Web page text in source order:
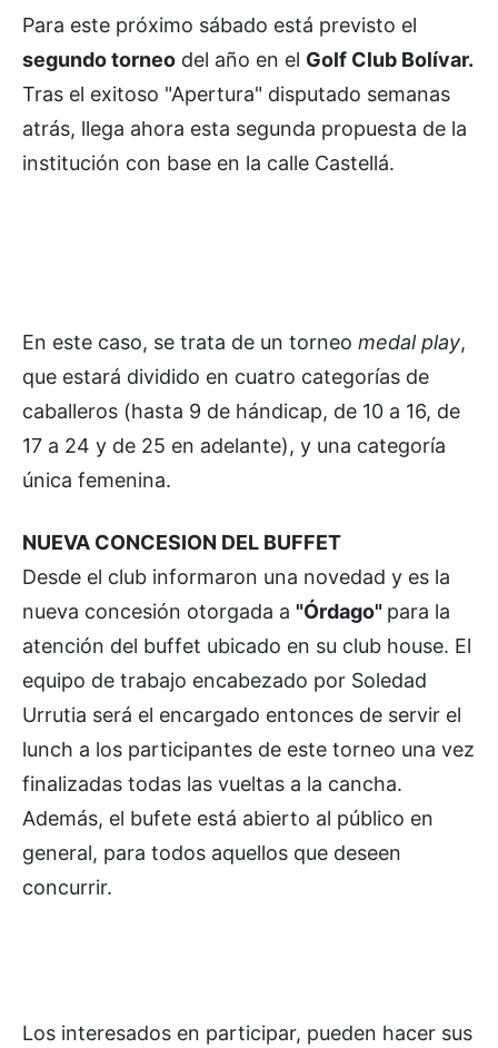
Para este próximo sábado está previsto el
segundo torneo del año en el Golf Club Bolívar.
Tras el exitoso "Apertura" disputado semanas
atrás, llega ahora esta segunda propuesta de la
institución con base en la calle Castellá.
En este caso, se trata de un torneo medal play,
que estará dividido en cuatro categorías de
caballeros (hasta 9 de hándicap, de 10 a 16, de
17 a 24 y de 25 en adelante), y una categoría
única femenina.
NUEVA CONCESION DEL BUFFET
Desde el club informaron una novedad y es la
nueva concesión otorgada a "Órdago" para la
atención del buffet ubicado en su club house. El
equipo de trabajo encabezado por Soledad
Urrutia será el encargado entonces de servir el
lunch a los participantes de este torneo una vez
finalizadas todas las vueltas a la cancha.
Además, el bufete está abierto al público en
general, para todos aquellos que deseen
concurrir.
Los interesados en participar, pueden hacer sus